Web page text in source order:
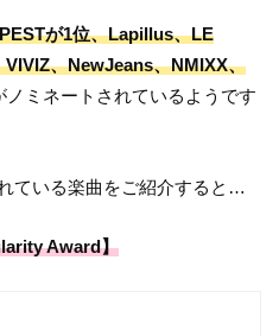
が1位、Lapillus、LE
、NewJeans、NMIXX、
ミネートされているようです
ている楽曲をご紹介すると…
Award】